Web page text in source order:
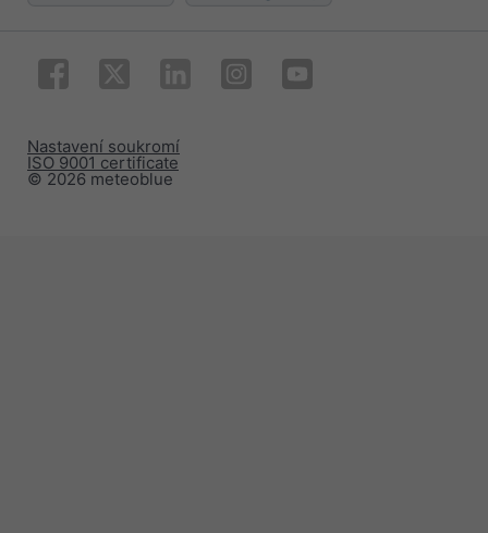
© 2026 meteoblue
ISO 9001 certificate
Nastavení soukromí